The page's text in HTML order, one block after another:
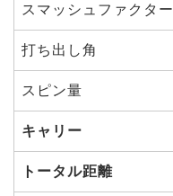
スマッシュファクター
打ち出し角
スピン量
キャリー
トータル距離